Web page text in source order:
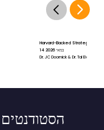
Harvard-Backed Strategies for
14 במאי 2026
Dr. JC Doornick & Dr. Tal Ben-
הסטודנטים